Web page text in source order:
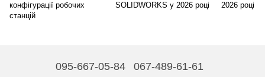
конфігурації робочих
станцій
SOLIDWORKS у 2026 році
2026 році
095-667-05-84 067-489-61-61